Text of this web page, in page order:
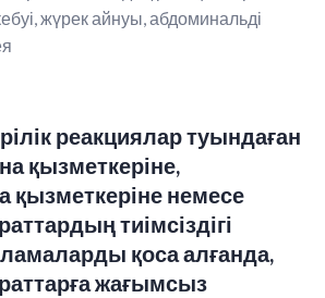
жүрек айнуы, абдоминальді
реакциялар туындаған
қызметкеріне,
қызметкеріне немесе
тиімсіздігі
қоса алғанда,
жағымсыз